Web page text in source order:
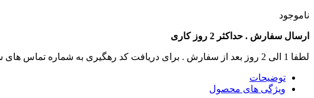
ناموجود
ارسال سفارش . حداکثر 2 روز کاری
لطفا 1 الی 2 روز بعد از سفارش . برای دریافت کد رهگیری به شماره تماس های سایت زنگ بزنید .
توضیحات
ویژگی های محصول